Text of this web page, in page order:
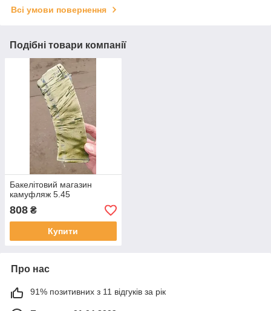
Всі умови повернення
Подібні товари компанії
Бакелітовий магазин
камуфляж 5.45
808 ₴
Купити
Про нас
91% позитивних з 11 відгуків за рік